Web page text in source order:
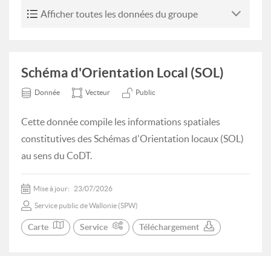
Afficher toutes les données du groupe
Schéma d'Orientation Local (SOL)
Donnée Vecteur Public
Cette donnée compile les informations spatiales
constitutives des Schémas d'Orientation locaux (SOL)
au sens du CoDT.
Mise à jour: 23/07/2026
Service public de Wallonie (SPW)
Carte Service Téléchargement